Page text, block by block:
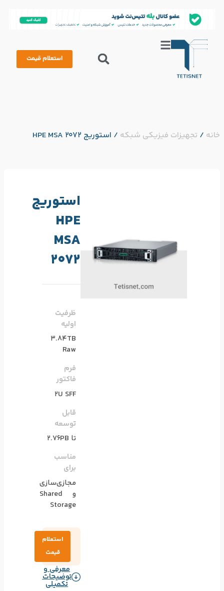
استعلام قیمت
خانه / تجهیزات فیزیکی شبکه / استوریج HPE MSA 2072
استوریج
HPE
MSA
2072
ظرفیت
اولیه
3.84TB
Raw
فرم
فاکتور
2U SFF
قابل
توسعه
تا 2.76PB
مناسب
برای
مجازی‌سازی
و Shared
Storage
استعلام
قیمت
معرفی و
توضیحات
تکمیلی